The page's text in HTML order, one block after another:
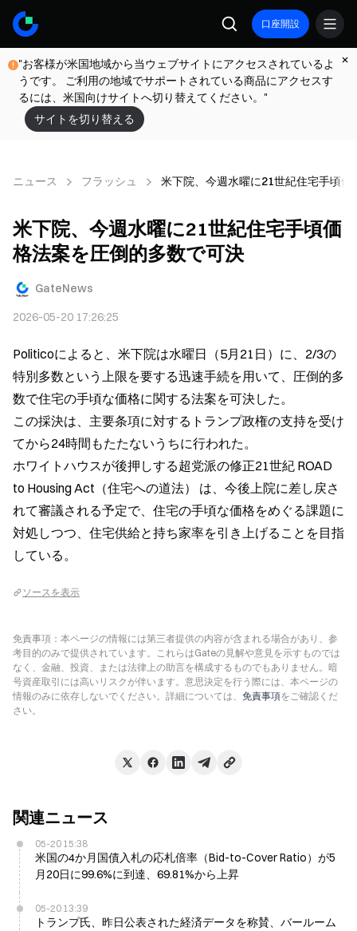
口座開設
"お客様が米国地域から当ウェブサイトにアクセスされているよ
うです。 ご利用の地域でサポートされている商品にアクセスす
るには、米国向けサイトへ切り替えてください。"
サイトを切り替える
ニュース フラッシュ 米下院、今週水曜に21世紀住宅手頃
米下院、今週水曜に21世紀住宅手頃価
格法案を圧倒的多数で可決
GateNews
2026-05-20 17:26:25
Politicoによると、米下院は水曜日（5月21日）に、2/3の
特別多数という上限を要する迅速手続を用いて、圧倒的多
数で住宅の手頃な価格に関する法案を可決した。
この採決は、主要条項に対するトランプ政権の支持を受け
てから24時間もたたないうちに行われた。
ホワイトハウスが後押しする超党派の修正21世紀 ROAD
to Housing Act（住宅への道法） は、今後上院に差し戻さ
れて審議される予定で、住宅の手頃な価格をめぐる課題に
対処しつつ、住宅供給と持ち家率を引き上げることを目指
している。
ソースを表示
免責事項：本ページの情報には第三者提供の内容が含まれる場合があり、参
考目的のみで提供されています。これらはGateの見解や意見を示すものでは
なく、金融、投資、または法律上の助言を構成するものでもありません。暗
号資産取引には高いリスクが伴います。意思決定を行う際には、本ページの
情報のみに依存しないでください。詳細については、 免責事項をご確認くだ
さい。
関連ニュース
05-20 15:38
米国の4か月国債入札の応札倍率（Bid-to-Cover Ratio）が5
月20日に99.6%に到達、69.81%から上昇
05-20 13:39
トランプ氏、昨日公表された経済データを称賛、バールーム